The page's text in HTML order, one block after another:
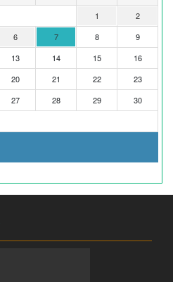
1
2
6 7 8
9
13 14 15
16
20 21 22
23
27 28 29
30